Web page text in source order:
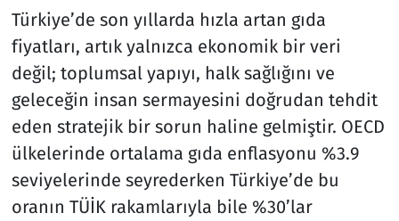
Türkiye’de son yıllarda hızla artan gıda
fiyatları, artık yalnızca ekonomik bir veri
değil; toplumsal yapıyı, halk sağlığını ve
geleceğin insan sermayesini doğrudan tehdit
eden stratejik bir sorun haline gelmiştir. OECD
ülkelerinde ortalama gıda enflasyonu %3.9
seviyelerinde seyrederken Türkiye’de bu
oranın TÜİK rakamlarıyla bile %30’lar